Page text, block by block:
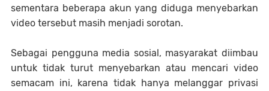
sementara beberapa akun yang diduga menyebarkan
video tersebut masih menjadi sorotan.
Sebagai pengguna media sosial, masyarakat diimbau
untuk tidak turut menyebarkan atau mencari video
semacam ini, karena tidak hanya melanggar privasi